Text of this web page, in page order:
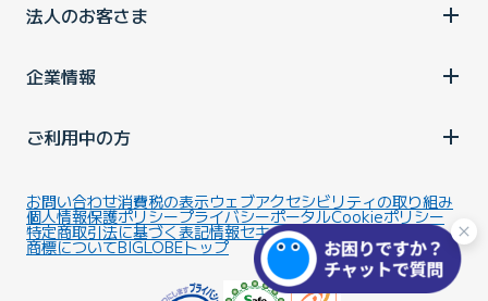
法人のお客さま
企業情報
ご利用中の方
お問い合わせ消費税の表示ウェブアクセシビリティの取り組み
個人情報保護ポリシープライバシーポータルCookieポリシー
特定商取引法に基づく表記情報セキュリティ基本方針
商標についてBIGLOBEトップ